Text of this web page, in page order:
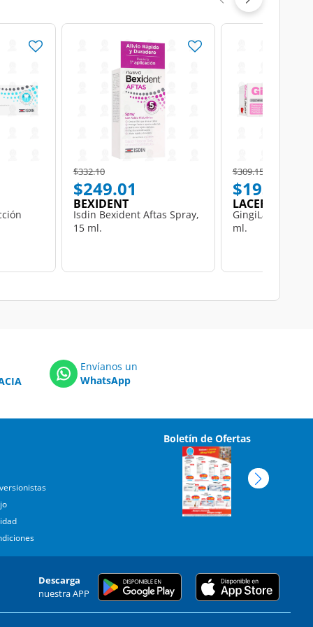
Price reduced from
$332.10to
$249.01
BEXIDENT
Isdin Bexident Aftas Spray,
15 ml.
Price reduced from
$309.15
$193.00
LACER
GingiLacer
ml.
Envíanos un
WhatsApp
Boletín de Ofertas
Descarga
nuestra APP